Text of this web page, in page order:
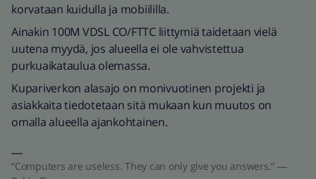
korvataan kuidulla ja mobiililla.
Ainakin 100M VDSL CO/FTTC liittymiä taidetaan vielä
uutena myydä, jos alueella ei ole vahvistettua
purkuaikataulua olemassa.
Kupariverkon alasajo on monivuotinen projekti ja
asiakkaita tiedotetaan sitä mukaan kun muutos on
omalla alueella ajankohtainen.
“Computers are useless. They can only give you answers.” ―